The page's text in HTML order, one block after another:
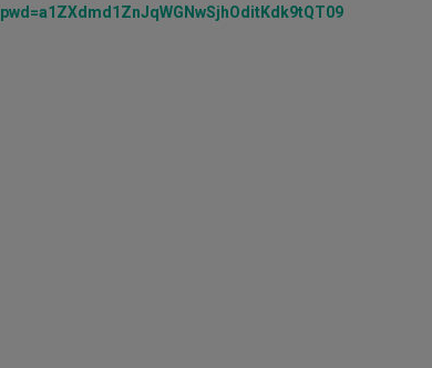
pwd=a1ZXdmd1ZnJqWGNwSjhOditKdk9tQT09